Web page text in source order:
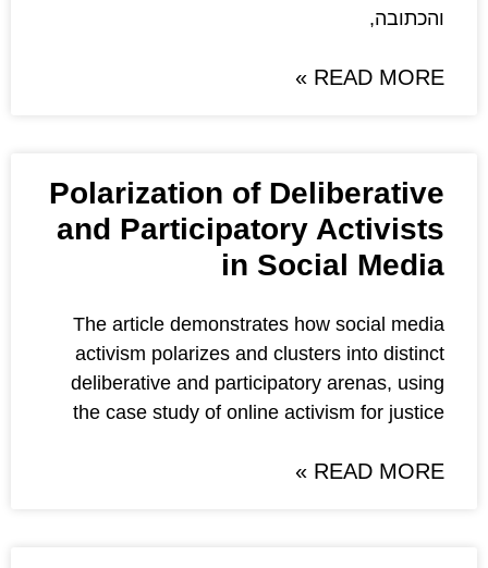
Polarization of
and
in
The article demonstrates
activism polarizes and
deliberative and
the case study of online